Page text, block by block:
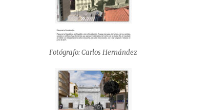
Fotógrafo: Carlos Hernández